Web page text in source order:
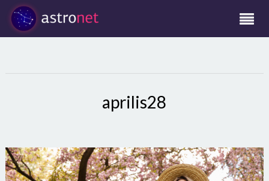
aprilis28